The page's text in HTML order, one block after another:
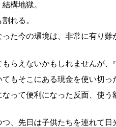
構地獄。
れる。
た今の環境は、非常に有り難
らえないかもしれませんが
もそこにある現金を使い切っ
って便利になった反面、使
、先日は子供たちを連れて日